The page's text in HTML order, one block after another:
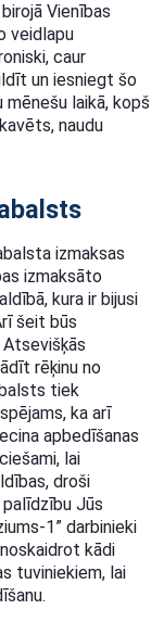
Vienības
veidlapu
caur
un iesniegt šo
mēnešu laikā, kopš
naudu
izmaksas
izmaksāto
kura ir bijusi
šeit būs
rēķinu no
tiek
ka arī
apbedīšanas
lai
droši
Jūs
1” darbinieki
kādi
tuviniekiem, lai